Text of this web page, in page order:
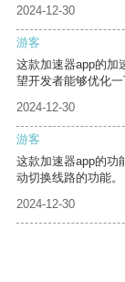
2024-12-30
游客
这款加速器app的加
望开发者能够优化一
2024-12-30
游客
这款加速器app的功
动切换线路的功能。
2024-12-30